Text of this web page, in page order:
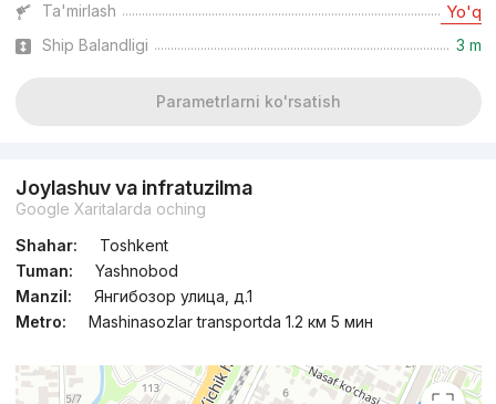
Ta'mirlash Yo'q
Ship Balandligi 3 m
Parametrlarni ko'rsatish
Joylashuv va infratuzilma
Google Xaritalarda oching
Shahar:
Toshkent
Tuman:
Yashnobod
Manzil:
Янгибозор улица, д.1
Metro:
Mashinasozlar transportda 1.2 км 5 мин